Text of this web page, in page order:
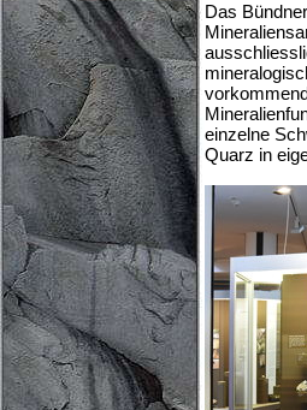
Das
einzelne
Quarz in